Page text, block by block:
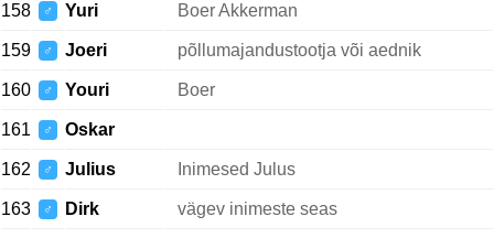
158 ♂ Yuri Boer Akkerman
159 ♂ Joeri põllumajandustootja või aednik
160 ♂ Youri Boer
161 ♂ Oskar
162 ♂ Julius Inimesed Julus
163 ♂ Dirk vägev inimeste seas